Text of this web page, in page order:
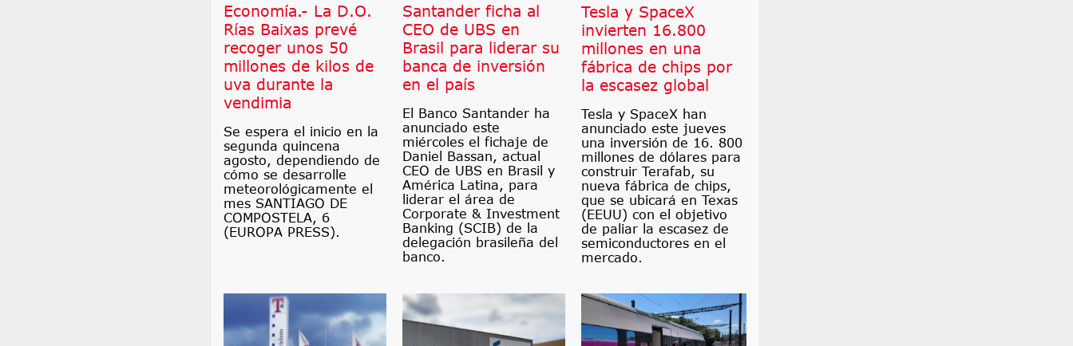
Economía.- La D.O.
Rías Baixas prevé
recoger unos 50
millones de kilos de
uva durante la
vendimia
Se espera el inicio en la
segunda quincena
agosto, dependiendo de
cómo se desarrolle
meteorológicamente el
mes SANTIAGO DE
COMPOSTELA, 6
(EUROPA PRESS).
Santander ficha al
CEO de UBS en
Brasil para liderar su
banca de inversión
en el país
El Banco Santander ha
anunciado este
miércoles el fichaje de
Daniel Bassan, actual
CEO de UBS en Brasil y
América Latina, para
liderar el área de
Corporate & Investment
Banking (SCIB) de la
delegación brasileña del
banco.
Tesla y SpaceX
invierten 16.800
millones en una
fábrica de chips por
la escasez global
Tesla y SpaceX han
anunciado este jueves
una inversión de 16. 800
millones de dólares para
construir Terafab, su
nueva fábrica de chips,
que se ubicará en Texas
(EEUU) con el objetivo
de paliar la escasez de
semiconductores en el
mercado.